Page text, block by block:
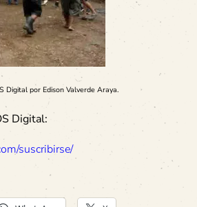
Digital por Edison Valverde Araya.
Digital:
suscribirse/